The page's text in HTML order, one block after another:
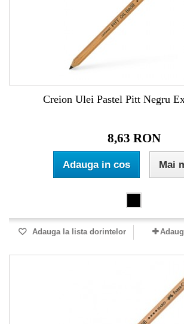
Creion Ulei Pastel Pitt Negru
8,63 RON
Adauga in cos Mai
Adauga la lista dorintelor